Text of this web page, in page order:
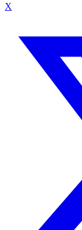
X